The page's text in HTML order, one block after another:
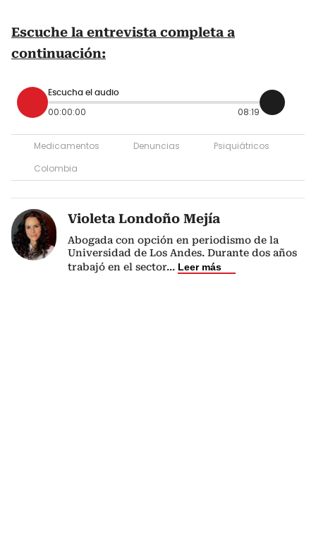
Escuche la entrevista completa a
continuación:
Escucha el audio
00:00:00 08:19
Medicamentos Denuncias
Psiquiátricos
Colombia
Violeta Londoño Mejía
Abogada con opción en periodismo de la
Universidad de Los Andes. Durante dos años
trabajó en el sector... Leer más